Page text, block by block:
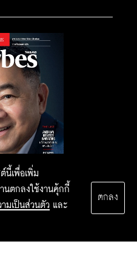
นี้เพื่อเพิ่ม
นตกลงใช้งานคุ้กกี้
ามเป็นส่วนตัว และ
ตกลง
RIGHTS RESERVED